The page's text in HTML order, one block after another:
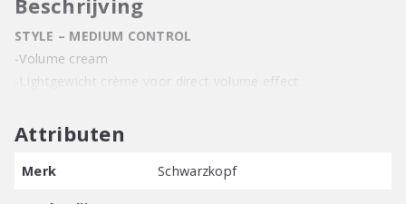
STYLE – MEDIUM CONTROL
-Volume cream
-Lightgewicht crème voor direct volume effect
Attributen
Merk Schwarzkopf